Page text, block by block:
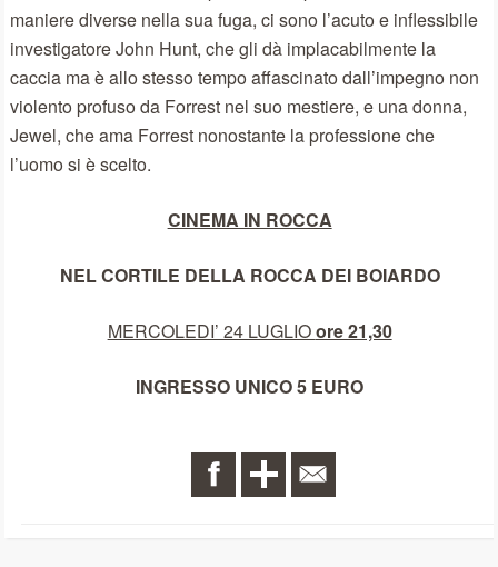
maniere diverse nella sua fuga, ci sono l’acuto e inflessibile
investigatore John Hunt, che gli dà implacabilmente la
caccia ma è allo stesso tempo affascinato dall’impegno non
violento profuso da Forrest nel suo mestiere, e una donna,
Jewel, che ama Forrest nonostante la professione che
l’uomo si è scelto.
CINEMA IN ROCCA
NEL CORTILE DELLA ROCCA DEI BOIARDO
MERCOLEDI’ 24 LUGLIOore 21,30
INGRESSO UNICO 5 EURO